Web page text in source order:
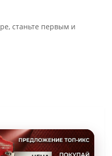
станьте первым и